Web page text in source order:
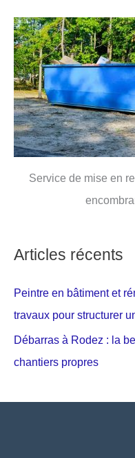
Service de mise en
Articles récents
Peintre en bâtiment et
travaux pour structurer
Débarras à Rodez : la
chantiers propres